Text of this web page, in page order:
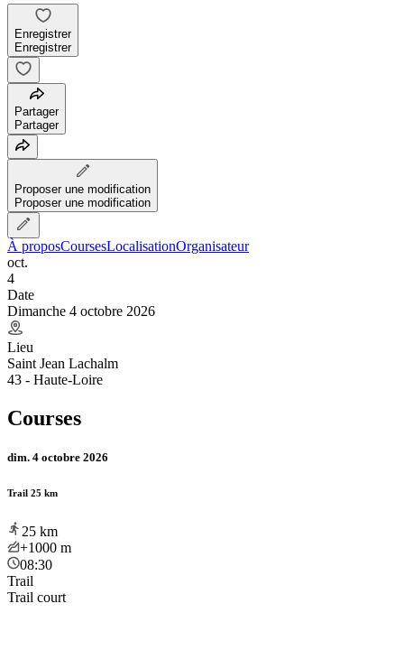
Enregistrer
Enregistrer
Partager
Partager
Proposer une modification
Proposer une modification
À proposCoursesLocalisationOrganisateur
oct.
4
Date
Dimanche 4 octobre 2026
Lieu
Saint Jean Lachalm
43 - Haute-Loire
Courses
dim. 4 octobre 2026
Trail 25 km
25 km
+1000 m
08:30
Trail
Trail court